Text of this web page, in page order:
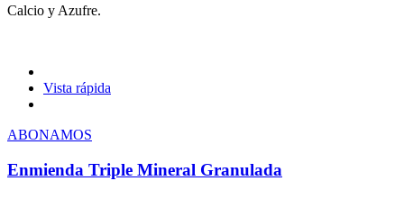
Calcio y Azufre.
Vista rápida
ABONAMOS
Enmienda Triple Mineral Granulada